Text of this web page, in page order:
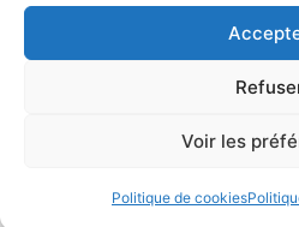
Voir les
Politique de cookies
Mon compte Contact
Politique de